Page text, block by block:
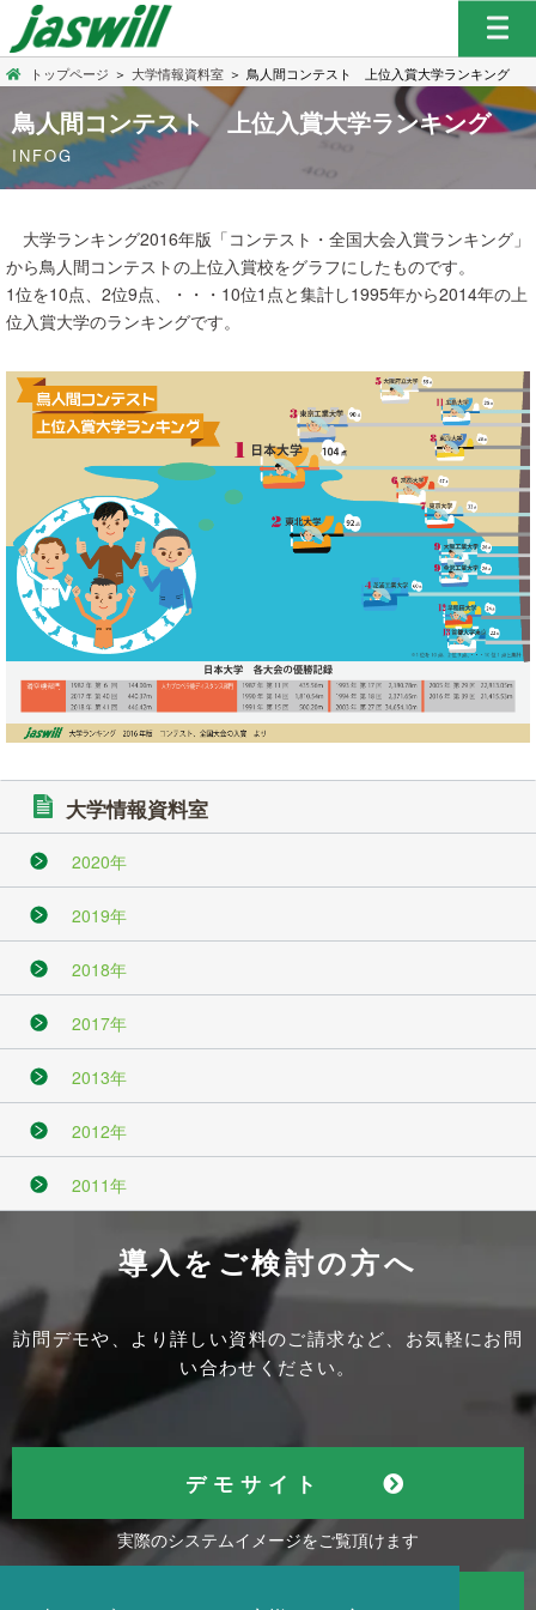
トップページ ＞ 大学情報資料室 ＞ 鳥人間コンテスト 上位入賞大学ランキング
鳥人間コンテスト 上位入賞大学ランキング
INFOG
大学ランキング2016年版「コンテスト・全国大会入賞ランキング」
から鳥人間コンテストの上位入賞校をグラフにしたものです。
1位を10点、2位9点、・・・10位1点と集計し1995年から2014年の上
位入賞大学のランキングです。
大学情報資料室
2020年
2019年
2018年
2017年
2013年
2012年
2011年
導入をご検討の方へ
訪問デモや、より詳しい資料のご請求など、お気軽にお問
い合わせください。
デモサイト
実際のシステムイメージをご覧頂けます